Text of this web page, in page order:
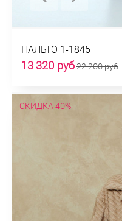
ПАЛЬТО 1-1845
13 320 руб22 200 руб
СКИДКА 40%